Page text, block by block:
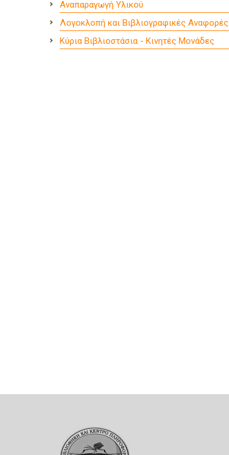
Αναπαραγωγή Υλικού
Λογοκλοπή και Βιβλιογραφικές Αναφορές
Κύρια Βιβλιοστάσια - Κινητές Μονάδες